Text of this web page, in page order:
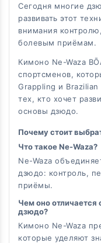
Сегодня многие
развивать этот
внимания
болевым приёмам.
Кимоно Ne-Waza
спортсменов,
Grappling и
тех, кто хочет
основы дзюдо.
Почему стоит
Что такое Ne-Waza?
Ne-Waza
дзюдо: контроль,
приёмы.
Чем оно отличается
дзюдо?
Кимоно Ne-Waza
которые уделяют